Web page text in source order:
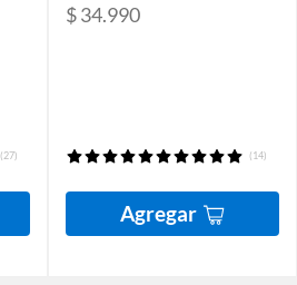
(27)
$ 34.990
(14)
Agregar